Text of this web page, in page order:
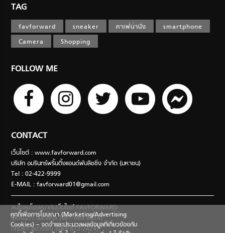
TAG
favforward sneaker คาเฟ่น่านั่ง
smartphone
Camera
Shopping
FOLLOW ME
CONTACT
เว็บไซต์ : www.favforward.com
บริษัท อมรินทร์พริ้นติ้งแอนด์พับลิชชิ่ง จำกัด (มหาชน)
Tel : 02-422-9999
E-MAIL :favforward01@gmail.com
สนใจลงโฆษณากับเว็บไซต์ FAVFORWARD
เนตรนภา อมตสกุล [081-684-8324]
กฤตยา อุปวรรณ [089-813-2424]
คุกกี้เพื่อการโฆษณา (Marketing/Advertising
Cookies) – จดจำและประมวลผลข้อมูลที่เกี่ยวข้องกับ